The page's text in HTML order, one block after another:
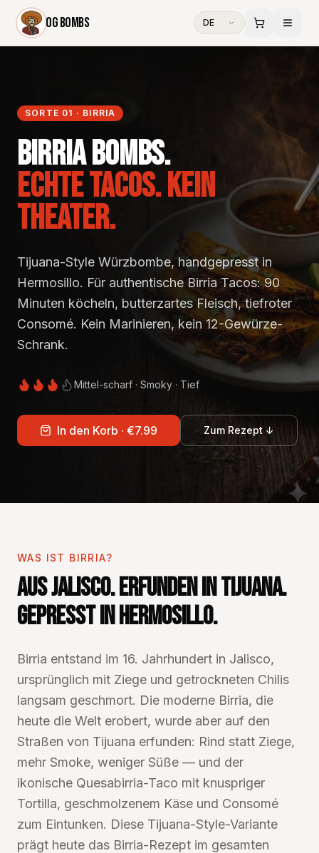
OG Bombs DE
SORTE 01 · BIRRIA
Birria Bombs.
Echte Tacos. Kein
Theater.
Tijuana-Style Würzbombe, handgepresst in
Hermosillo. Für authentische Birria Tacos: 90
Minuten köcheln, butterzartes Fleisch, tiefroter
Consomé. Kein Marinieren, kein 12-Gewürze-
Schrank.
Mittel-scharf · Smoky · Tief
In den Korb · €7.99 Zum Rezept ↓
WAS IST BIRRIA?
Aus Jalisco. Erfunden in Tijuana.
Gepresst in Hermosillo.
Birria entstand im 16. Jahrhundert in Jalisco,
ursprünglich mit Ziege und getrockneten Chilis
langsam geschmort. Die moderne Birria, die
heute die Welt erobert, wurde aber auf den
Straßen von Tijuana erfunden: Rind statt Ziege,
mehr Smoke, weniger Süße — und der
ikonische Quesabirria-Taco mit knuspriger
Tortilla, geschmolzenem Käse und Consomé
zum Eintunken. Diese Tijuana-Style-Variante
prägt heute das Birria-Rezept im gesamten